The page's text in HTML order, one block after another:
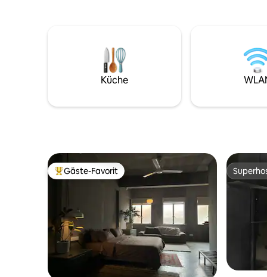
Unsere Wohnung ist weniger als 10
Minuten vom Stadtzentrum, Nachtclubs,
Bars und Restaurants entfernt. Ein toller
Ort für dich, um KLCC auf die beste
darauf, dich bei uns zu begrüßen!
Bahnhof
km zum
km von
nach KL. -
Mbit/s-
Küche
Beliebter Gäste-Favorit.
Gäste-Favorit